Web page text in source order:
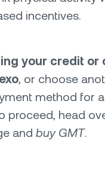
incentives.
your credit or
, or choose
method for
proceed, head
and buy GMT.